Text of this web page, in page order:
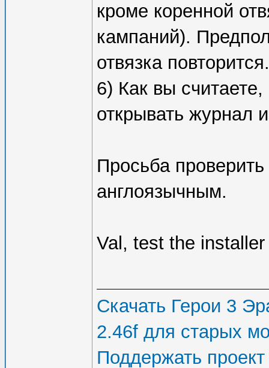
кроме коренной
кампаний).
отвязка повторится.
6) Как вы
открывать журнал
Просьба
англоязычным.
Val, test the
Скачать Герои 3
2.46f для старых
Поддержать проект